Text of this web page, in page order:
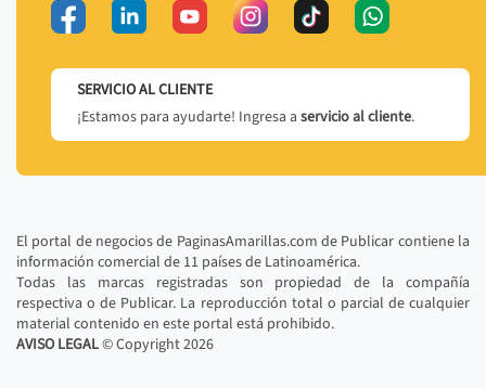
SERVICIO AL CLIENTE
¡Estamos para ayudarte! Ingresa a servicio al cliente.
El portal de negocios de PaginasAmarillas.com de Publicar contiene la
información comercial de 11 países de Latinoamérica.
Todas las marcas registradas son propiedad de la compañía
respectiva o de Publicar. La reproducción total o parcial de cualquier
material contenido en este portal está prohibido.
AVISO LEGAL© Copyright2026